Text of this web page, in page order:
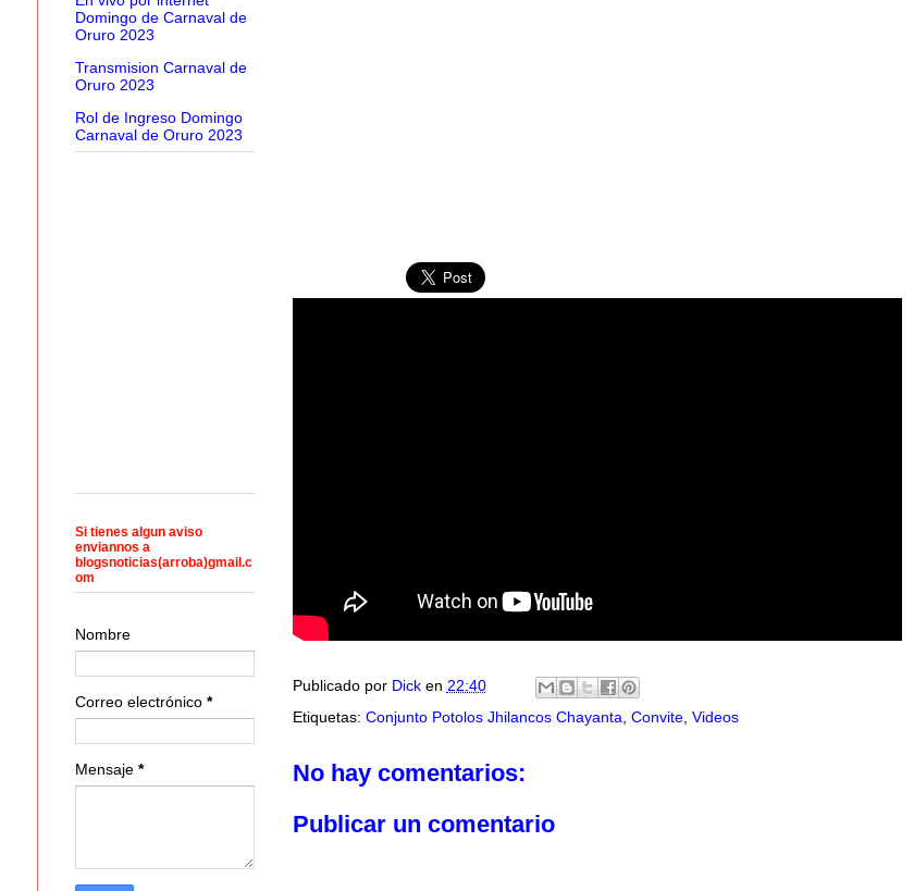
Publicado por Dick en 22:40
Etiquetas: Conjunto Potolos Jhilancos Chayanta Convite, Videos
No hay comentarios:
Publicar un comentario
Domingo de Carnaval de
Oruro 2023
Transmision Carnaval de
Oruro 2023
Rol de Ingreso Domingo
Carnaval de Oruro 2023
Si tienes algun aviso
enviannos a
blogsnoticias(arroba)gmail.c
om
Nombre
Correo electrónico *
Mensaje *